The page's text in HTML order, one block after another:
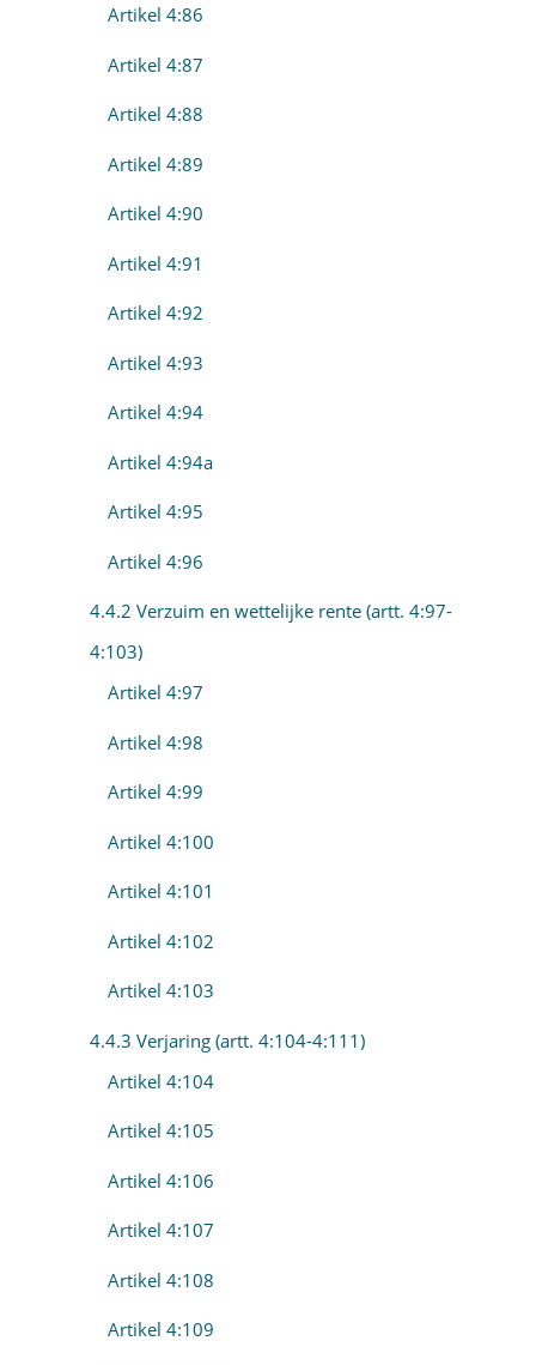
Artikel 4:86
Artikel 4:87
Artikel 4:88
Artikel 4:89
Artikel 4:90
Artikel 4:91
Artikel 4:92
Artikel 4:93
Artikel 4:94
Artikel 4:94a
Artikel 4:95
Artikel 4:96
4.4.2 Verzuim en wettelijke rente (artt. 4:97-
4:103)
Artikel 4:97
Artikel 4:98
Artikel 4:99
Artikel 4:100
Artikel 4:101
Artikel 4:102
Artikel 4:103
4.4.3 Verjaring (artt. 4:104-4:111)
Artikel 4:104
Artikel 4:105
Artikel 4:106
Artikel 4:107
Artikel 4:108
Artikel 4:109